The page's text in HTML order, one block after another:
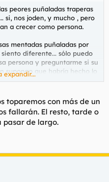
peores puñaladas traperas
si, nos joden, y mucho , pero
a crecer como persona.
mentadas puñaladas por
diferente... sólo puedo
persona y preguntarme si su
supongo que habría hecho lo
:
gente que realmente nos
soy psicólogo yo.
hacerlo porqué se siente
adelante, aquí estaré
expandir...
toparemos con más de un
fallarán. El resto, tarde o
pasar de largo.